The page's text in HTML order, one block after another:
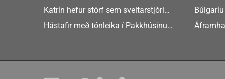
Atlandshafsbandalagsins
Katrín hefur störf sem sveitarstjóri
Þingeyjarsveitar
Hástafir með tónleika í Pakkhúsinu
Europe
að